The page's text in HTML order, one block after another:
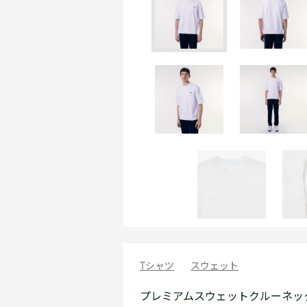
Tシャツ スウェット
プレミアムスウェットクルーネッ